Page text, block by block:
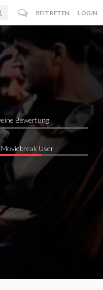
BEITRETEN LOGIN
Bewertung
Moviebreak User